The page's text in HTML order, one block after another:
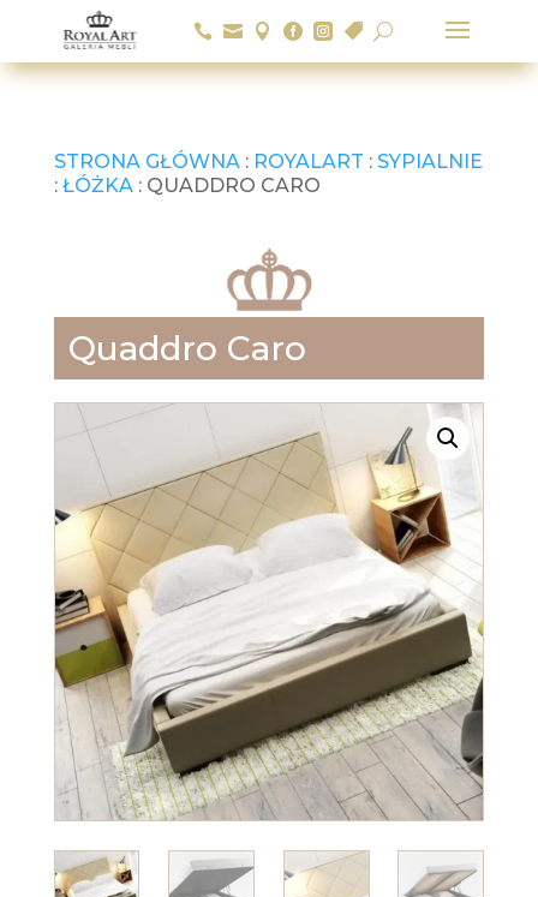
      U
STRONA GŁÓWNA: ROYALART : SYPIALNIE
: ŁÓŻKA: QUADDRO CARO
Quaddro Caro